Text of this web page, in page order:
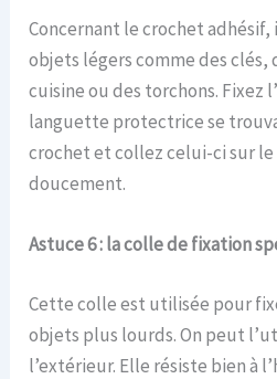
Concernant le crochet
objets légers comme des clés,
cuisine ou des torchons. Fixez
languette protectrice se
crochet et collez celui-ci sur
doucement.
Astuce 6 : la colle de fixation
Cette colle est utilisée pour
objets plus lourds. On peut
l’extérieur. Elle résiste bien à